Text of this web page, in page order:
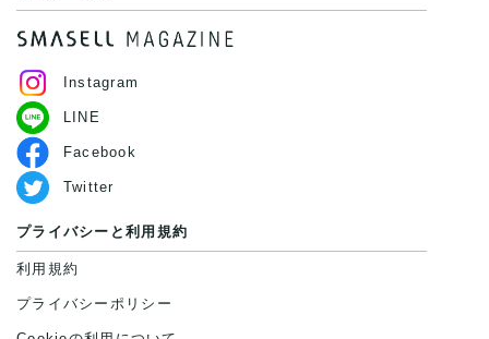
Instagram
LINE
Facebook
Twitter
プライバシーと利用規約
利用規約
プライバシーポリシー